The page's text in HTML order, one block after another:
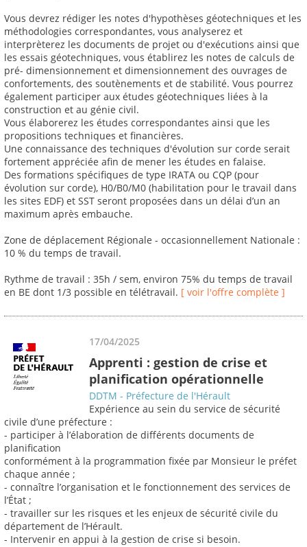
Vous devrez rédiger les notes d'hypothèses géotechniques et les
méthodologies correspondantes, vous analyserez et
interprèterez les documents de projet ou d'exécutions ainsi que
les essais géotechniques, vous établirez les notes de calculs de
pré- dimensionnement et dimensionnement des ouvrages de
confortements, des soutènements et de stabilité. Vous pourrez
également participer aux études géotechniques liées à la
construction et au génie civil.
Vous élaborerez les études correspondantes ainsi que les
propositions techniques et financières.
Une connaissance des techniques d'évolution sur corde serait
fortement appréciée afin de mener les études en falaise.
Des formations spécifiques de type IRATA ou CQP (pour
évolution sur corde), H0/B0/M0 (habilitation pour le travail dans
les sites EDF) et SST seront proposées dans un délai d’un an
maximum après embauche.
Zone de déplacement Régionale - occasionnellement Nationale :
10 % du temps de travail.
Rythme de travail : 35h / sem, environ 75% du temps de travail
en BE dont 1/3 possible en télétravail. [ voir l'offre complète ]
17/04/2025
Apprenti : gestion de crise et
planification opérationnelle
DDTM - Préfecture de l'Hérault
Expérience au sein du service de sécurité
civile d’une préfecture :
- participer à l’élaboration de différents documents de
planification
conformément à la programmation fixée par Monsieur le préfet
chaque année ;
- connaître l’organisation et le fonctionnement des services de
l’État ;
- travailler sur les risques et les enjeux de sécurité civile du
département de l’Hérault.
- Intervenir en appui à la gestion de crise si besoin.